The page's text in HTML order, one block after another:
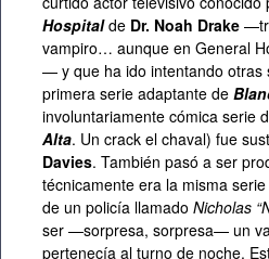
Hospitalde Dr. Noah Drake
vampiro… aunque en General
— y que ha ido intentando otras
primera serie adaptante de
involuntariamente cómica serie
Alta. Un crack el chaval) fue
Davies. También pasó a ser
técnicamente era la misma
de un policía llamado Nicholas
ser —sorpresa, sorpresa— un
pertenecía al turno de noche.